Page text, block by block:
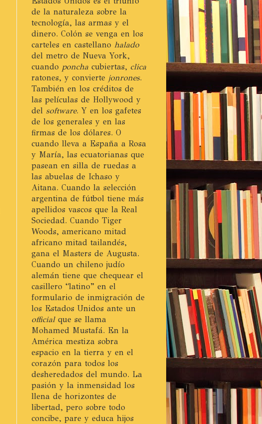
de la naturaleza sobre la
tecnología, las armas y el
dinero. Colón se venga en los
carteles en castellano halado
del metro de Nueva York,
cuando poncha cubiertas, clica
ratones, y convierte jonrones.
También en los créditos de
las películas de Hollywood y
del software. Y en los gafetes
de los generales y en las
firmas de los dólares. O
cuando lleva a España a Rosa
y María, las ecuatorianas que
pasean en silla de ruedas a
las abuelas de Ichaso y
Aitana. Cuando la selección
argentina de fútbol tiene más
apellidos vascos que la Real
Sociedad. Cuando Tiger
Woods, americano mitad
africano mitad tailandés,
gana el Masters de Augusta.
Cuando un chileno judío
alemán tiene que chequear el
casillero “latino” en el
formulario de inmigración de
los Estados Unidos ante un
officialque se llama
Mohamed Mustafá. En la
América mestiza sobra
espacio en la tierra y en el
corazón para todos los
desheredados del mundo. La
pasión y la inmensidad los
llena de horizontes de
libertad, pero sobre todo
concibe, pare y educa hijos